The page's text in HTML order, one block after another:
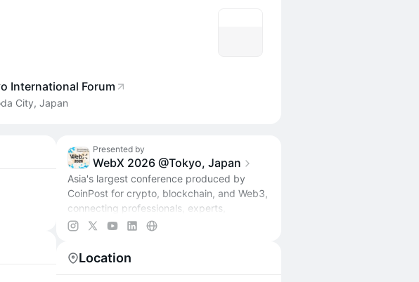
International Forum
City, Japan
Presented by
WebX 2026 @Tokyo, Japan
Asia's largest conference produced by
CoinPost for crypto, blockchain, and Web3,
connecting professionals, experts,
entrepreneurs, investors, government
beyond.
Location